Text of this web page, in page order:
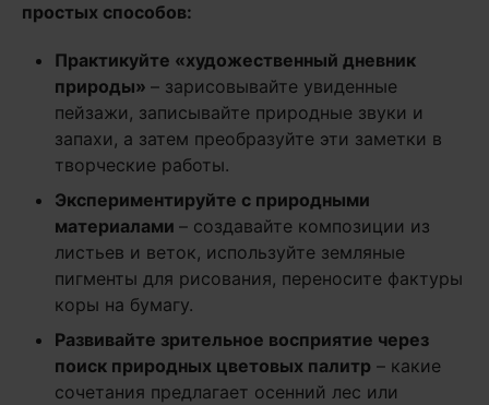
простых способов:
Практикуйте «художественный дневник
природы» – зарисовывайте увиденные
пейзажи, записывайте природные звуки и
запахи, а затем преобразуйте эти заметки в
творческие работы.
Экспериментируйте с природными
материалами – создавайте композиции из
листьев и веток, используйте земляные
пигменты для рисования, переносите фактуры
коры на бумагу.
Развивайте зрительное восприятие через
поиск природных цветовых палитр – какие
сочетания предлагает осенний лес или